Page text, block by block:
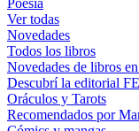
Poesía
Ver todas
Novedades
Todos los libros
Novedades de libros
Descubrí la editorial
Oráculos y Tarots
Recomendados por